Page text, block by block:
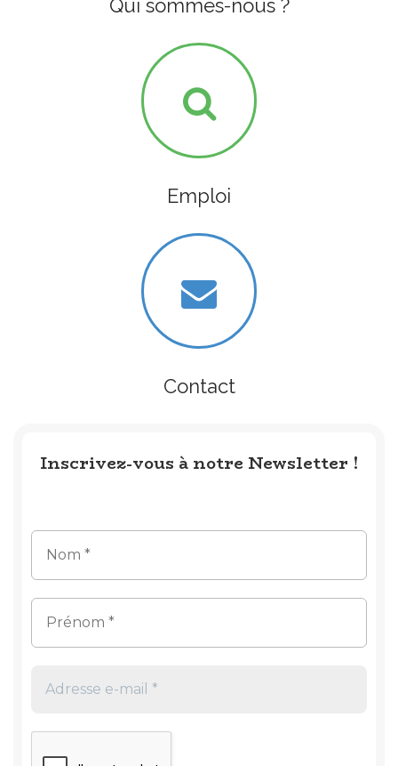
Qui sommes-nous ?
Emploi
Contact
Inscrivez-vous à notre Newsletter !